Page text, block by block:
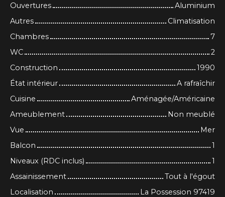
Ouvertures
Aluminium
Autres
Climatisation
Chambres
7
WC
2
Construction
1990
État intérieur
A rafraîchir
Cuisine
Aménagée/Américaine
Ameublement
Non meublé
Vue
Mer
Balcon
1
Niveaux (RDC inclus)
1
Assainissement
Tout à l'égout
Localisation
La Possession 97419